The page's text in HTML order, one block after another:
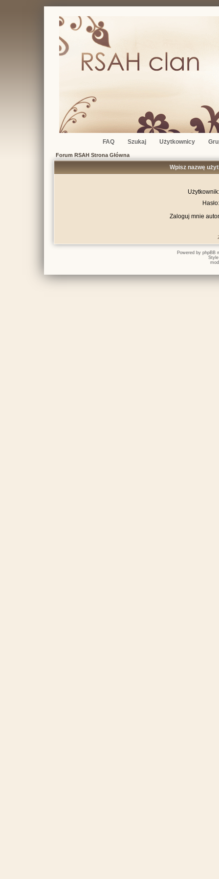
FAQ Szukaj Użytkownicy
Forum RSAH Strona Główna
Wpisz nazwę
Użytkownik:
Hasło:
Zaloguj mnie
Powered by phpBB